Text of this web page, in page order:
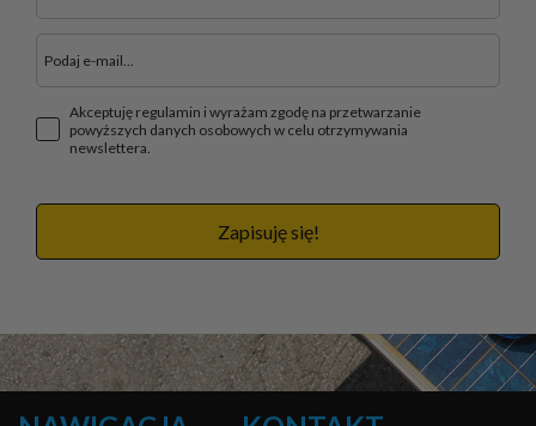
Akceptuję regulamin i wyrażam zgodę na przetwarzanie
powyższych danych osobowych w celu otrzymywania
newslettera.
Zapisuję się!